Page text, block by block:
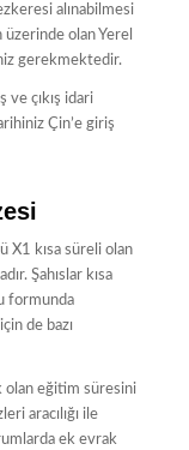
alınabilmesi
olan Yerel
gerekmektedir.
çıkış idari
Çin’e giriş
X1 kısa süreli olan
Şahıslar kısa
formunda
de bazı
olan eğitim süresini
aracılığı ile
ek evrak